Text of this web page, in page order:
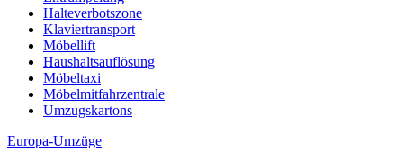
Halteverbotszone
Klaviertransport
Möbellift
Haushaltsauflösung
Möbeltaxi
Möbelmitfahrzentrale
Umzugskartons
Europa-Umzüge